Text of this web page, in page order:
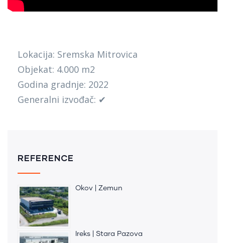
Lokacija: Sremska Mitrovica
Objekat: 4.000 m2
Godina gradnje: 2022
Generalni izvođač: ✔
REFERENCE
Okov | Zemun
Ireks | Stara Pazova